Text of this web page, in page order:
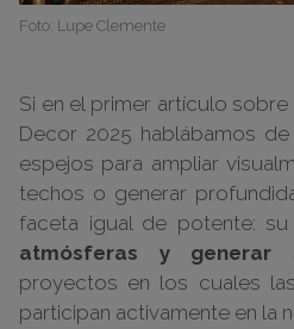
Foto: Lupe Clemente
Si en el primer artículo
Decor 2025 hablábamos
espejos para ampliar
techos o generar
faceta igual de potente:
atmósferas y generar
proyectos en los cuales
participan activamente en la